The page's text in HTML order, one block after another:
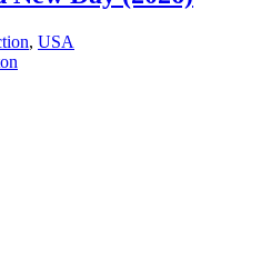
, USA